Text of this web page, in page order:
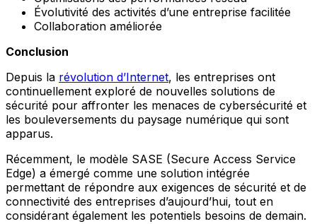
Évolutivité des activités d’une entreprise facilitée
Collaboration améliorée
Conclusion
Depuis la révolution d’Internet, les entreprises ont
continuellement exploré de nouvelles solutions de
sécurité pour affronter les menaces de cybersécurité et
les bouleversements du paysage numérique qui sont
apparus.
Récemment, le modèle SASE (Secure Access Service
Edge) a émergé comme une solution intégrée
permettant de répondre aux exigences de sécurité et de
connectivité des entreprises d’aujourd’hui, tout en
considérant également les potentiels besoins de demain.